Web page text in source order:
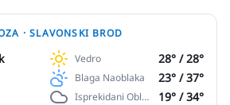
·SLAVONSKI BROD
Vedro 28° /28°
Blaga Naoblaka 23° /37°
Isprekidani Oblaci 19° /34°